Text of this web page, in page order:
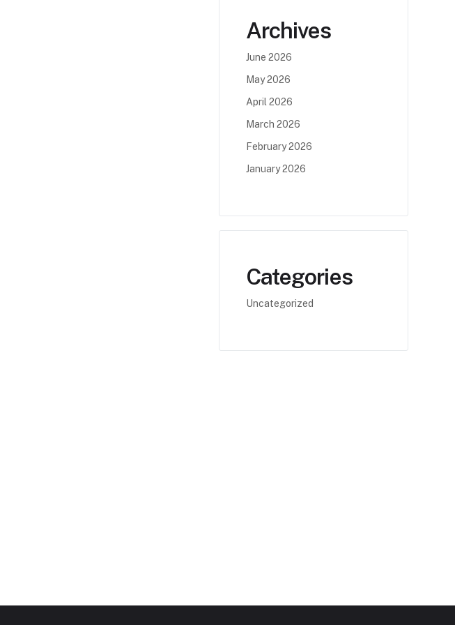
Archives
June 2026
May 2026
April 2026
March 2026
February 2026
January 2026
Categories
Uncategorized